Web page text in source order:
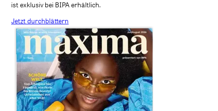
ist exklusiv bei BIPA erhältlich.
Jetzt durchblättern